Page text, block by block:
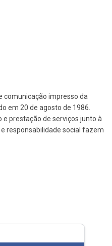
comunicação impresso da
em 20 de agosto de 1986.
prestação de serviços junto à
responsabilidade social fazem